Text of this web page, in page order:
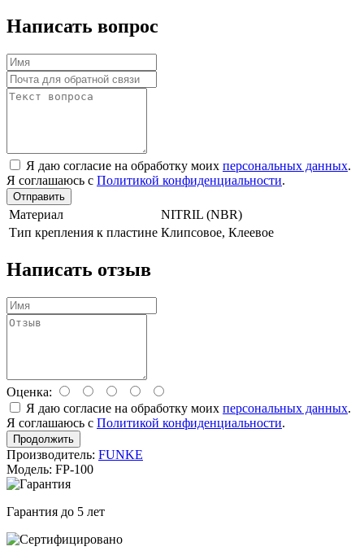
Написать вопрос
Я даю согласие на обработку моих персональных данных.
Я соглашаюсь с Политикой конфиденциальности.
Отправить
Материал
NITRIL (NBR)
Тип крепления к пластине Клипсовое, Клеевое
Написать отзыв
Оценка:
Я даю согласие на обработку моих персональных данных.
Я соглашаюсь с Политикой конфиденциальности.
Продолжить
Производитель: FUNKE
Модель: FP-100
Гарантия до 5 лет